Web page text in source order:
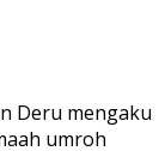
Deru mengaku
umroh